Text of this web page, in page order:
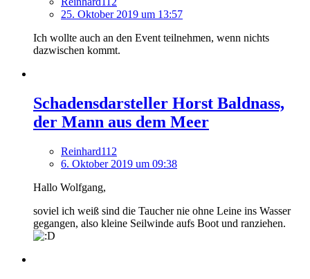
25. Oktober 2019 um 13:57
Ich wollte auch an den Event teilnehmen, wenn nichts
dazwischen kommt.
Schadensdarsteller Horst Baldnass,
der Mann aus dem Meer
Reinhard112
6. Oktober 2019 um 09:38
Hallo Wolfgang,
soviel ich weiß sind die Taucher nie ohne Leine ins Wasser
gegangen, also kleine Seilwinde aufs Boot und ranziehen.